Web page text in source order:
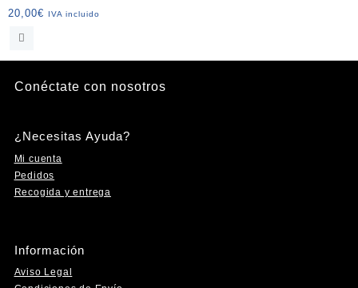
20,00€ IVA incluido
Conéctate con nosotros
¿Necesitas Ayuda?
Mi cuenta
Pedidos
Recogida y entrega
Información
Aviso Legal